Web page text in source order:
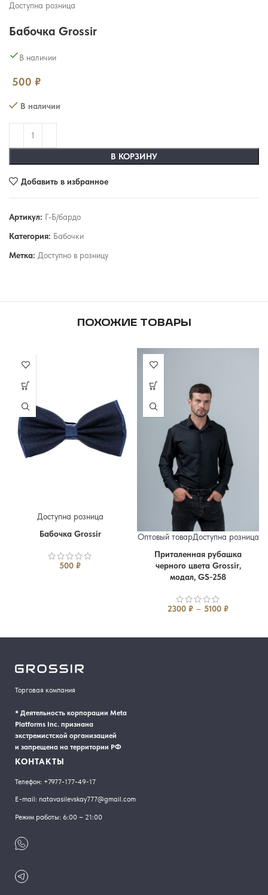
Доступна розница
Бабочка Grossir
В наличии
500 ₽
В наличии
В КОРЗИНУ
Добавить в избранное
Артикул: Г-Б/бардо
Категория: Бабочки
Метка: Доступно в розницу
ПОХОЖИЕ ТОВАРЫ
Доступна розница
Бабочка Grossir
500 ₽
Оптовый товарДоступна розница
46 4850525456Упаковка
Приталенная рубашка
черного цвета Grossir,
модал, GS-258
2300 ₽ – 5100 ₽
Диапазон цен: 2300 ₽ – 5100 ₽
Торговая компания
* Деятельность корпорации Meta
Platforms Inc. признана
экстремистской организацией
и запрещена на территории РФ
КОНТАКТЫ
Телефон: +7977-177-49-17
E-mail: natavasilevskay777@gmail.com
Режим работы: 6:00 – 21:00